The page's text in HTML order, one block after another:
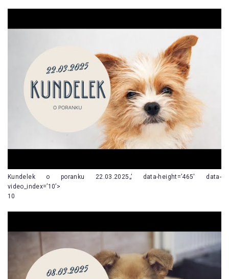
Kundelek o poranku 22.03.2025„’ data-height=’465′ data-
video_index=’10’>
10